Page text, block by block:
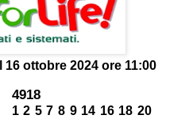
16 ottobre 2024 ore 11:00
4918
1 2 5 7 8 9 14 16 18 20